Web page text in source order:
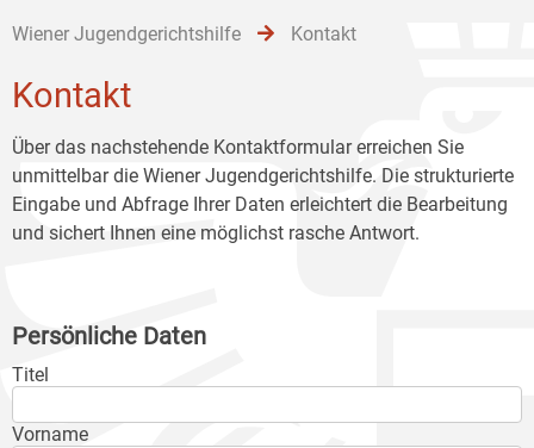
Wiener Jugendgerichtshilfe Kontakt
Kontakt
Über das nachstehende Kontaktformular erreichen Sie
unmittelbar die Wiener Jugendgerichtshilfe. Die strukturierte
Eingabe und Abfrage Ihrer Daten erleichtert die Bearbeitung
und sichert Ihnen eine möglichst rasche Antwort.
Persönliche Daten
Titel
Vorname